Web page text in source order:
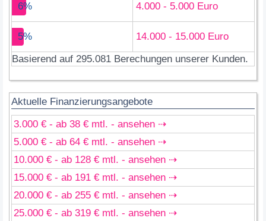
6% 4.000 - 5.000 Euro
5%
14.000 - 15.000 Euro
Basierend auf 295.081 Berechungen unserer Kunden.
Aktuelle Finanzierungsangebote
3.000 € - ab 38 € mtl. - ansehen ⇢
5.000 € - ab 64 € mtl. - ansehen ⇢
10.000 € - ab 128 € mtl. - ansehen ⇢
15.000 € - ab 191 € mtl. - ansehen ⇢
20.000 € - ab 255 € mtl. - ansehen ⇢
25.000 € - ab 319 € mtl. - ansehen ⇢